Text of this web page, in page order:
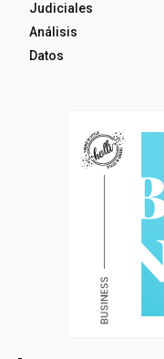
Judiciales
Análisis
Datos